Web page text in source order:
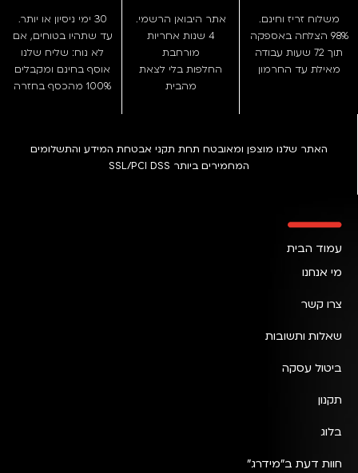
משלוח זריז וחינם.
98% הצלחה באספקה
תוך 72 שעות עבודה
מאילת עד החרמון
אתר היבואן הרשמי.
4 שנות אחריות
מורחבת
החלפות בלי לצאת
מהבית
30 ימי ניסיון או יותר.
עד שתהיו בטוחים, אם
לא נוח: שליח שלנו
אוסף בחינם ומקבלים
100% מהכסף בחזרה
האתר שלנו מוצפן ומאובטח תחת תקני אבטחת המידע והתשלומים
המחמירים ביותר SSL/PCI DSS
עמוד הבית
מי אנחנו
צרו קשר
שאלות ותשובות
ביטול עסקה
תקנון
בלוג
חוות דעת ב״מידרג״